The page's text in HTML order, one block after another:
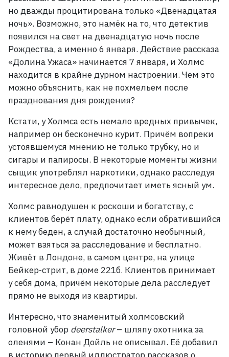
но дважды процитирована только «Двенадцатая
ночь». Возможно, это намёк на то, что детектив
появился на свет на двенадцатую ночь после
Рождества, а именно 6 января. Действие рассказа
«Долина Ужаса» начинается 7 января, и Холмс
находится в крайне дурном настроении. Чем это
можно объяснить, как не похмельем после
празднования дня рождения?
Кстати, у Холмса есть немало вредных привычек,
например он бесконечно курит. Причём вопреки
устоявшемуся мнению не только трубку, но и
сигары и папиросы. В некоторые моменты жизни
сыщик употреблял наркотики, однако расследуя
интересное дело, предпочитает иметь ясный ум.
Холмс равнодушен к роскоши и богатству, с
клиентов берёт плату, однако если обратившийся
к нему беден, а случай достаточно необычный,
может взяться за расследование и бесплатно.
Живёт в Лондоне, в самом центре, на улице
Бейкер-стрит, в доме 221б. Клиентов принимает
у себя дома, причём некоторые дела расследует
прямо не выходя из квартиры.
Интересно, что знаменитый холмсовский
головной убор deerstalker– шляпу охотника за
оленями – Конан Дойль не описывал. Её добавил